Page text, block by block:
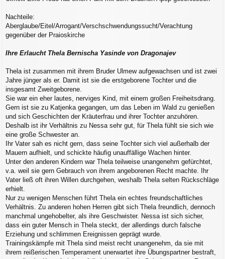
Nachteile:
Aberglaube/Eitel/Arrogant/Verschschwendungssucht/Verachtung
gegenüber der Praioskirche
Ihre Erlaucht Thela Bernischa Yasinde von Dragonajev
Thela ist zusammen mit ihrem Bruder Ulmew aufgewachsen und ist zwei
Jahre jünger als er. Damit ist sie die erstgeborene Tochter und die
insgesamt Zweitgeborene.
Sie war ein eher lautes, nerviges Kind, mit einem großen Freiheitsdrang.
Gern ist sie zu Katjenka gegangen, um das Leben im Wald zu genießen
und sich Geschichten der Kräuterfrau und ihrer Tochter anzuhören.
Deshalb ist ihr Verhältnis zu Nessa sehr gut, für Thela fühlt sie sich wie
eine große Schwester an.
Ihr Vater sah es nicht gern, dass seine Tochter sich viel außerhalb der
Mauern aufhielt, und schickte häufig unauffällige Wachen hinter.
Unter den anderen Kindern war Thela teilweise unangenehm gefürchtet,
v.a. weil sie gern Gebrauch von ihrem angeborenen Recht machte. Ihr
Vater ließ oft ihren Willen durchgehen, weshalb Thela selten Rückschläge
erhielt.
Nur zu wenigen Menschen führt Thela ein echtes freundschaftliches
Verhältnis. Zu anderen hohen Herren gibt sich Thela freundlich, dennoch
manchmal ungehobelter, als ihre Geschwister. Nessa ist sich sicher,
dass ein guter Mensch in Thela steckt, der allerdings durch falsche
Erziehung und schlimmen Ereignissen geprägt wurde.
Trainingskämpfe mit Thela sind meist recht unangenehm, da sie mit
ihrem reißerischen Temperament unerwartet ihre Übungspartner bestraft,